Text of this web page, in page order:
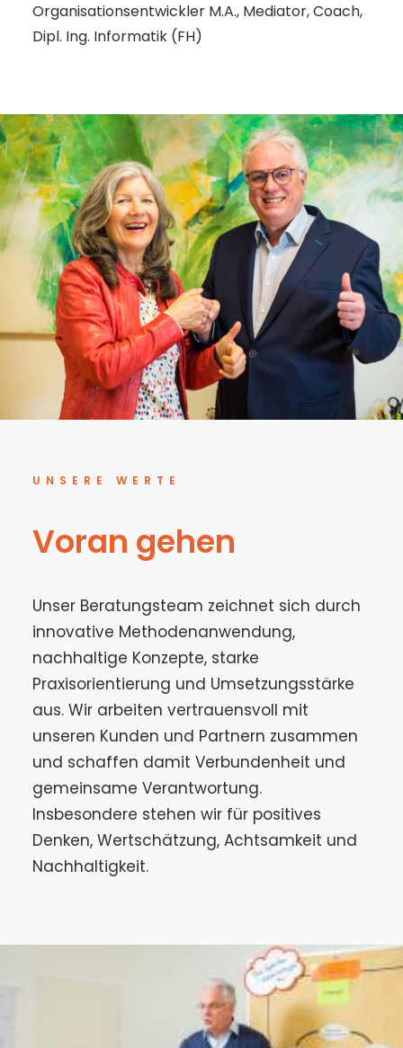
Organisationsentwickler M.A., Mediator, Coach,
Dipl. Ing. Informatik (FH)
UNSERE WERTE
Voran gehen
Unser Beratungsteam zeichnet sich durch
innovative Methodenanwendung,
nachhaltige Konzepte, starke
Praxisorientierung und Umsetzungsstärke
aus. Wir arbeiten vertrauensvoll mit
unseren Kunden und Partnern zusammen
und schaffen damit Verbundenheit und
gemeinsame Verantwortung.
Insbesondere stehen wir für positives
Denken, Wertschätzung, Achtsamkeit und
Nachhaltigkeit.